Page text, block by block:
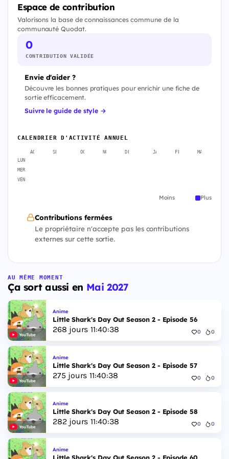
Espace de contribution
Valorisons la base de connaissances commune de la
communauté Quodat.
0
CONTRIBUTION VALIDÉE
Envie d'aider ?
Découvre les bonnes pratiques pour enrichir une fiche de
sortie efficacement.
Suivre le guide de style →
CALENDRIER D'ACTIVITÉ ANNUEL
AOÛT SEPT. OCT. NOV. DÉC. JANV. FÉVR. MARS
LUN
MER
VEN
Moins Plus
Contributions fermées
Le propriétaire n'accepte pas les contributions
externes sur cette sortie.
AU MÊME MOMENT
Ça sort aussi en Mai 2027
YouTube
Anime
Little Shark's Day Out Season 2 - Episode 56
268 jours 11:40:37 0 0
YouTube
Anime
Little Shark's Day Out Season 2 - Episode 57
275 jours 11:40:37 0 0
YouTube
Anime
Little Shark's Day Out Season 2 - Episode 58
282jours 11:40:37 0 0
Anime
Little Shark's Day Out Season 2 - Episode 60